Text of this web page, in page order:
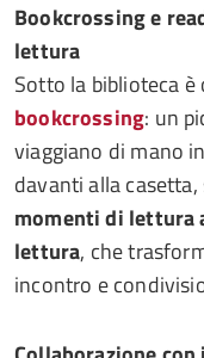
Bookcrossing e
lettura
Sotto la biblioteca
bookcrossing: un
viaggiano di mano
davanti alla
momenti di lettura
lettura, che
incontro e